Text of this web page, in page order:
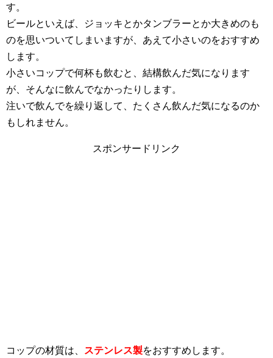
す。
ビールといえば、ジョッキとかタンブラーとか大きめのも
のを思いついてしまいますが、あえて小さいのをおすすめ
します。
小さいコップで何杯も飲むと、結構飲んだ気になります
が、そんなに飲んでなかったりします。
注いで飲んでを繰り返して、たくさん飲んだ気になるのか
もしれません。
スポンサードリンク
コップの材質は、 ステンレス製をおすすめします。